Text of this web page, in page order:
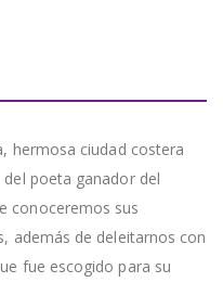
hermosa ciudad costera
poeta ganador del
conoceremos sus
además de deleitarnos con
fue escogido para su